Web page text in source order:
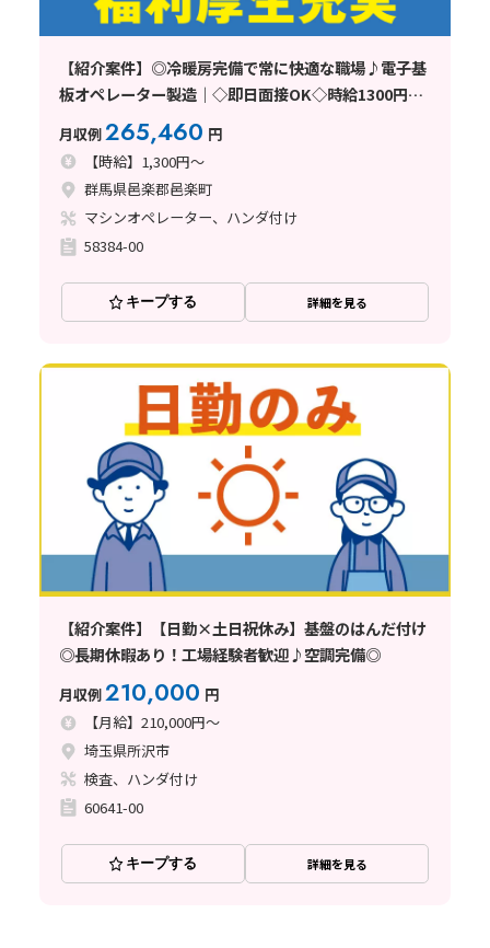
【紹介案件】◎冷暖房完備で常に快適な職場♪電子基
板オペレーター製造｜◇即日面接OK◇時給1300円◇
未経験OK｜食堂＆駐車場/駐輪場も完備！《群馬県邑
楽郡大泉町》
月収例265,460 円
【時給】1,300円～
群馬県邑楽郡邑楽町
マシンオペレーター、ハンダ付け
58384-00
キープする 詳細を見る
【紹介案件】【日勤×土日祝休み】基盤のはんだ付け
◎長期休暇あり！工場経験者歓迎♪空調完備◎
月収例210,000 円
【月給】210,000円～
埼玉県所沢市
検査、ハンダ付け
60641-00
キープする 詳細を見る